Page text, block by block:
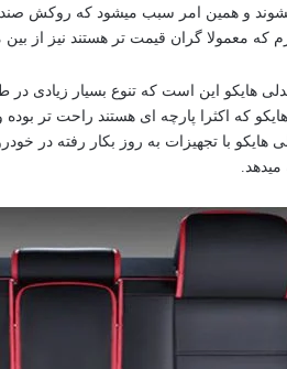
و همین امر سبب میشود که روکش
معمولا گران قیمت تر هستند نیز از بین
هایکو این است که تنوع بسیار زیادی در
که اکثرا پارچه ای هستند راحت تر
با تجهیزات به روز بکار رفته در
میدهد.